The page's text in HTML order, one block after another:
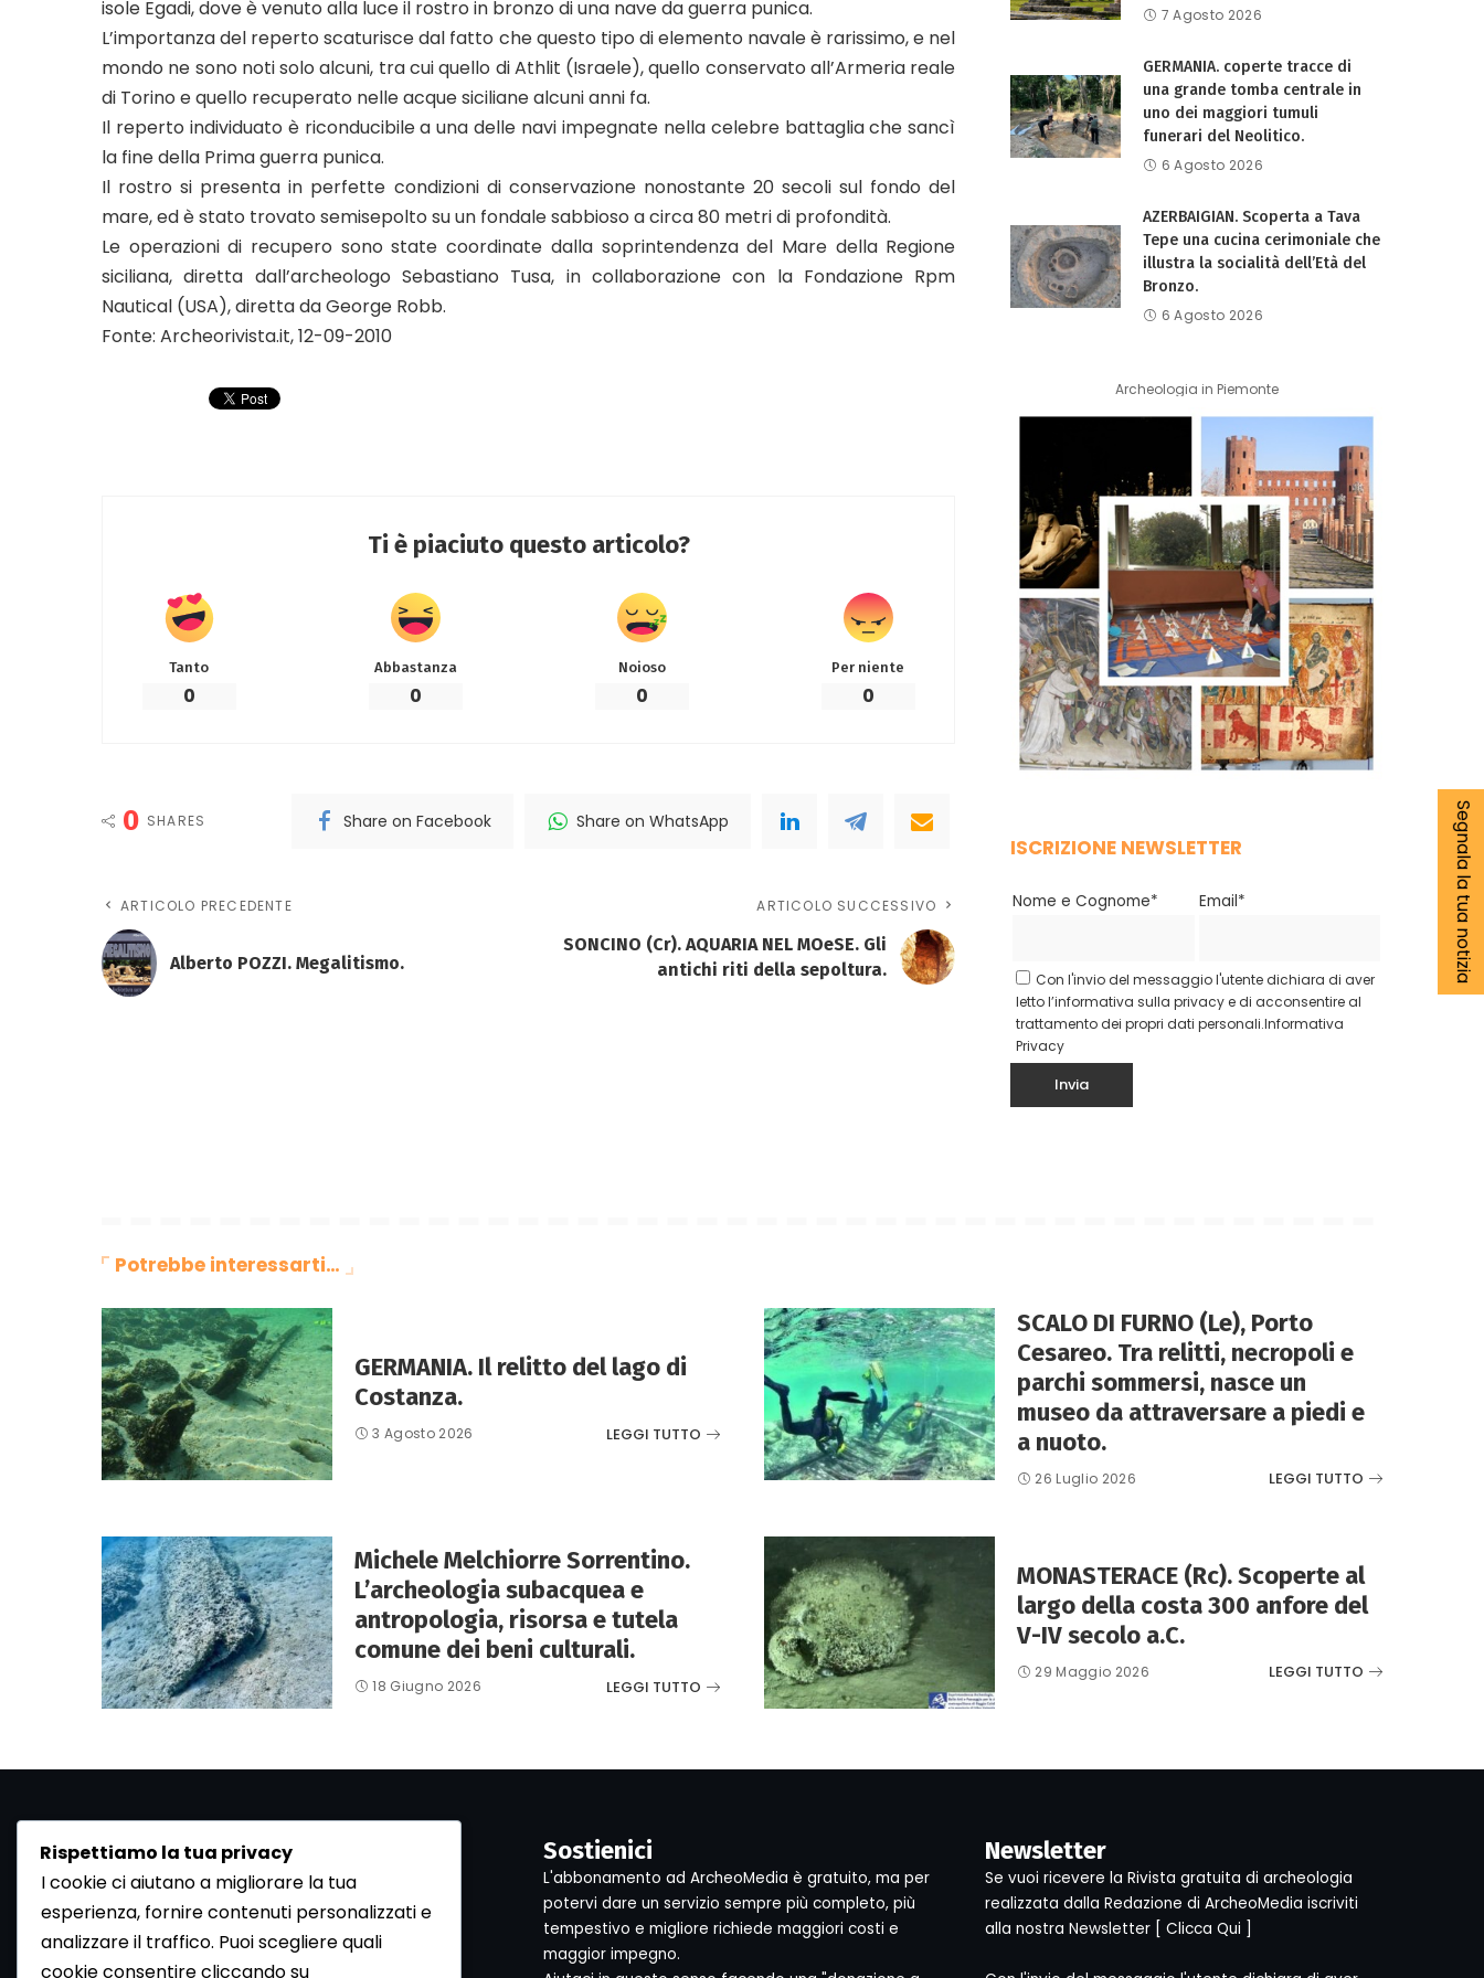
isole Egadi, dove è venuto alla luce il rostro in bronzo di una nave da guerra punica.
L’importanza del reperto scaturisce dal fatto che questo tipo di elemento navale è rarissimo, e nel
mondo ne sono noti solo alcuni, tra cui quello di Athlit (Israele), quello conservato all’Armeria reale
di Torino e quello recuperato nelle acque siciliane alcuni anni fa.
Il reperto individuato è riconducibile a una delle navi impegnate nella celebre battaglia che sancì
la fine della Prima guerra punica.
Il rostro si presenta in perfette condizioni di conservazione nonostante 20 secoli sul fondo del
mare, ed è stato trovato semisepolto su un fondale sabbioso a circa 80 metri di profondità.
Le operazioni di recupero sono state coordinate dalla soprintendenza del Mare della Regione
siciliana, diretta dall’archeologo Sebastiano Tusa, in collaborazione con la Fondazione Rpm
Nautical (USA), diretta da George Robb.
Fonte: Archeorivista.it, 12-09-2010
Ti è piaciuto questo articolo?
Tanto
0
Abbastanza
0
Noioso
0
Per niente
0
0 SHARES Share on Facebook Share on WhatsApp
ARTICOLO PRECEDENTE
Alberto POZZI. Megalitismo.
ARTICOLO SUCCESSIVO
SONCINO (Cr). AQUARIA NEL MOeSE. Gli
antichi riti della sepoltura.
7 Agosto 2026
GERMANIA. coperte tracce di
una grande tomba centrale in
uno dei maggiori tumuli
funerari del Neolitico.
6 Agosto 2026
AZERBAIGIAN. Scoperta a Tava
Tepe una cucina cerimoniale che
illustra la socialità dell’Età del
Bronzo.
6 Agosto 2026
Archeologia in Piemonte
ISCRIZIONE NEWSLETTER
Nome e Cognome* Email*
Con l'invio del messaggio l'utente dichiara di aver
letto l’informativa sulla privacy e di acconsentire al
trattamento dei propri dati personali.Informativa
Privacy
Potrebbe interessarti…
GERMANIA. Il relitto del lago di
Costanza.
3 Agosto 2026 LEGGI TUTTO
SCALO DI FURNO (Le), Porto
Cesareo. Tra relitti, necropoli e
parchi sommersi, nasce un
museo da attraversare a piedi e
a nuoto.
26 Luglio 2026 LEGGI TUTTO
Michele Melchiorre Sorrentino.
L’archeologia subacquea e
antropologia, risorsa e tutela
comune dei beni culturali.
18 Giugno 2026 LEGGI TUTTO
MONASTERACE (Rc). Scoperte al
largo della costa 300 anfore del
V-IV secolo a.C.
29 Maggio 2026 LEGGI TUTTO
Segnala la tua notizia
Sostienici
L'abbonamento ad ArcheoMedia è gratuito, ma per
potervi dare un servizio sempre più completo, più
tempestivo e migliore richiede maggiori costi e
maggior impegno.
Newsletter
Se vuoi ricevere la Rivista gratuita di archeologia
realizzata dalla Redazione di ArcheoMedia iscriviti
alla nostra Newsletter [ Clicca Qui
Rispettiamo la tua privacy
I cookie ci aiutano a migliorare la tua
esperienza, fornire contenuti personalizzati e
analizzare il traffico. Puoi scegliere quali
cookie consentire cliccando su